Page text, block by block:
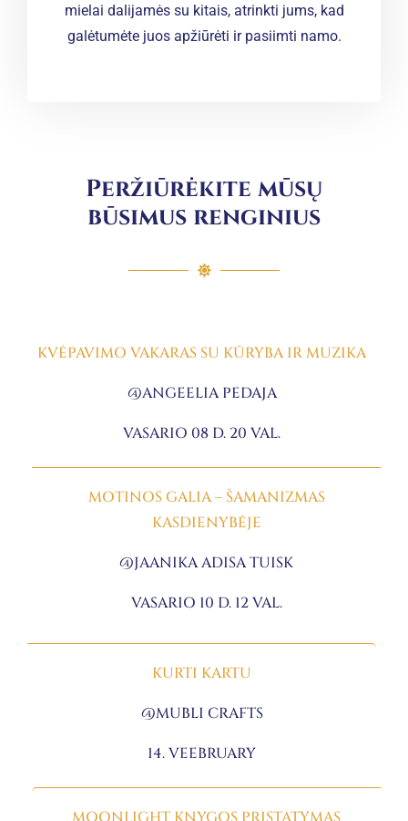
mielai dalijamės su kitais, atrinkti jums, kad
galėtumėte juos apžiūrėti ir pasiimti namo.
Peržiūrėkite mūsų
būsimus renginius
KVĖPAVIMO VAKARAS SU KŪRYBA IR MUZIKA
@ANGEELIA PEDAJA
VASARIO 08 D. 20 VAL.
MOTINOS GALIA – ŠAMANIZMAS
KASDIENYBĖJE
@JAANIKA ADISA TUISK
VASARIO 10 D. 12 VAL.
KURTI KARTU
@MUBLI CRAFTS
14. VEEBRUARY
MOONLIGHT KNYGOS PRISTATYMAS